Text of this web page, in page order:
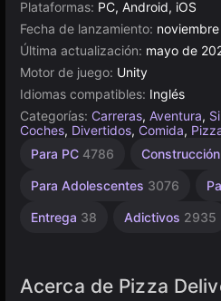
Plataformas: PC, Android, iOS
Fecha de lanzamiento:
Última actualización: mayo de
Motor de juego: Unity
Idiomas compatibles: Inglés
Categorías: Carreras, Aventura,
Coches, Divertidos, Comida,
Para PC 4786
Para Adolescentes 3076
Entrega 38 Adictivos 2935
Simulación
408
Sin
2852
Escritorio
Alta
3571
Mundo
382
Browser
Unity
línea
Acerca de Pizza